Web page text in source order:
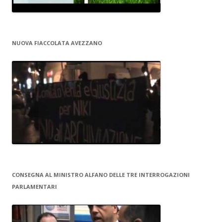
NUOVA FIACCOLATA AVEZZANO
CONSEGNA AL MINISTRO ALFANO DELLE TRE INTERROGAZIONI
PARLAMENTARI